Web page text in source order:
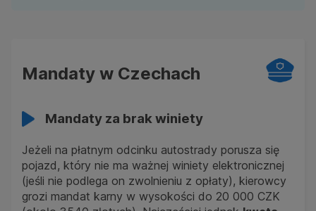
Mandaty w Czechach
Mandaty za brak winiety
Jeżeli na płatnym odcinku autostrady porusza się
pojazd, który nie ma ważnej winiety elektronicznej
(jeśli nie podlega on zwolnieniu z opłaty), kierowcy
grozi mandat karny w wysokości do 20 000 CZK